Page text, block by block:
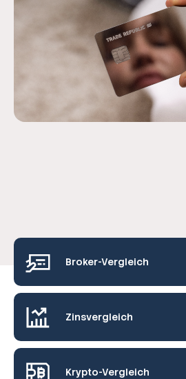
Broker-Vergleich
Zinsvergleich
Krypto-Vergleich